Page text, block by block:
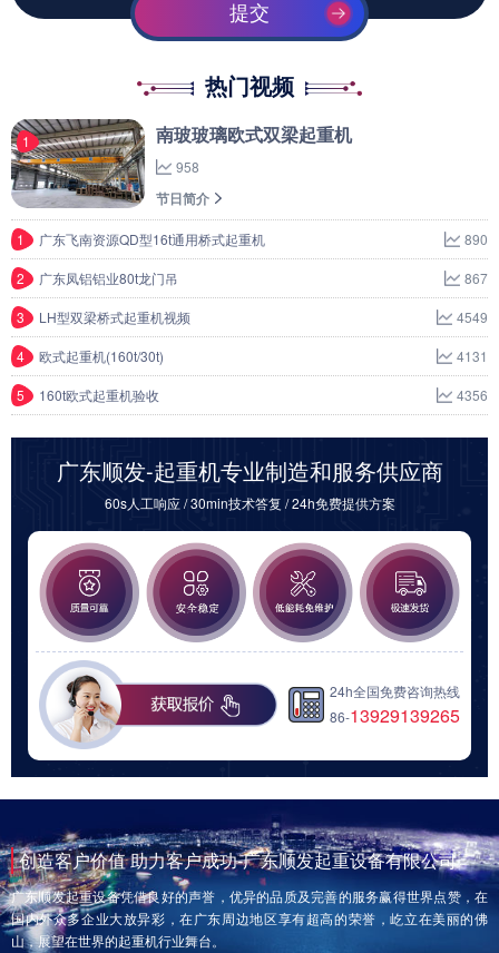
提交
热门视频
1 南玻玻璃欧式双梁起重机
958
节日简介
1 广东飞南资源QD型16t通用桥式起重机 890
2 广东凤铝铝业80t龙门吊 867
3 LH型双梁桥式起重机视频 4549
4 欧式起重机(160t/30t) 4131
5 160t欧式起重机验收 4356
广东顺发-起重机专业制造和服务供应商
60s人工响应 / 30min技术答复 / 24h免费提供方案
24h全国免费咨询热线
86-13929139265
创造客户价值 助力客户成功-广东顺发起重设备有限公司
广东顺发起重设备凭借良好的声誉，优异的品质及完善的服务赢得世界点赞，在
国内外众多企业大放异彩，在广东周边地区享有超高的荣誉，屹立在美丽的佛
山，展望在世界的起重机行业舞台。